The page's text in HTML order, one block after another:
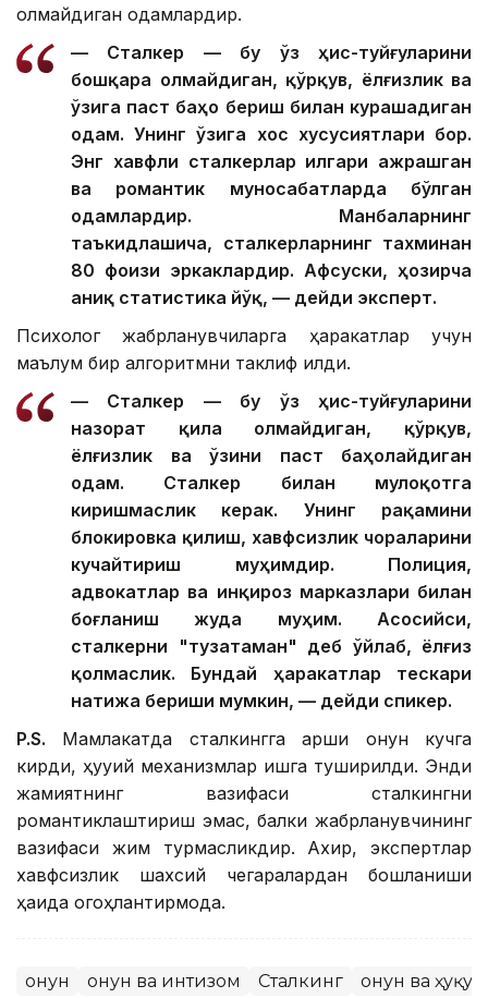
олмайдиган одамлардир.
— Сталкер — бу ўз ҳис-туйғуларини
бошқара олмайдиган, қўрқув, ёлғизлик ва
ўзига паст баҳо бериш билан курашадиган
одам. Унинг ўзига хос хусусиятлари бор.
Энг хавфли сталкерлар илгари ажрашган
ва романтик муносабатларда бўлган
одамлардир. Манбаларнинг
таъкидлашича, сталкерларнинг тахминан
80 фоизи эркаклардир. Афсуски, ҳозирча
аниқ статистика йўқ, — дейди эксперт.
Психолог жабрланувчиларга ҳаракатлар учун
маълум бир алгоритмни таклиф қилди.
— Сталкер — бу ўз ҳис-туйғуларини
назорат қила олмайдиган, қўрқув,
ёлғизлик ва ўзини паст баҳолайдиган
одам. Сталкер билан мулоқотга
киришмаслик керак. Унинг рақамини
блокировка қилиш, хавфсизлик чораларини
кучайтириш муҳимдир. Полиция,
адвокатлар ва инқироз марказлари билан
боғланиш жуда муҳим. Асосийси,
сталкерни "тузатаман" деб ўйлаб, ёлғиз
қолмаслик. Бундай ҳаракатлар тескари
натижа бериши мумкин, — дейди спикер.
P.S. Мамлакатда сталкингга қарши қонун кучга
кирди, ҳуқуқий механизмлар ишга туширилди. Энди
жамиятнинг вазифаси сталкингни
романтиклаштириш эмас, балки жабрланувчининг
вазифаси жим турмасликдир. Ахир, экспертлар
хавфсизлик шахсий чегаралардан бошланиши
ҳақида огоҳлантирмоқда.
Қонун Қонун ва интизом Сталкинг Қонун ва ҳуқуқ